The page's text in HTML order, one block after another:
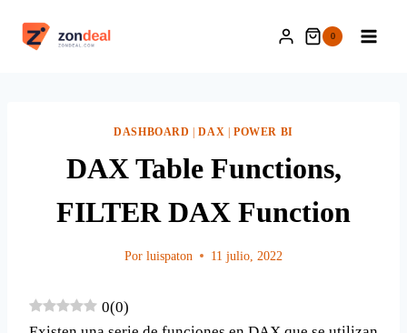
0
DASHBOARD |DAX POWER BI
DAX Table Functions,
FILTER DAX Function
Por luispaton 11 julio, 2022
0(0)